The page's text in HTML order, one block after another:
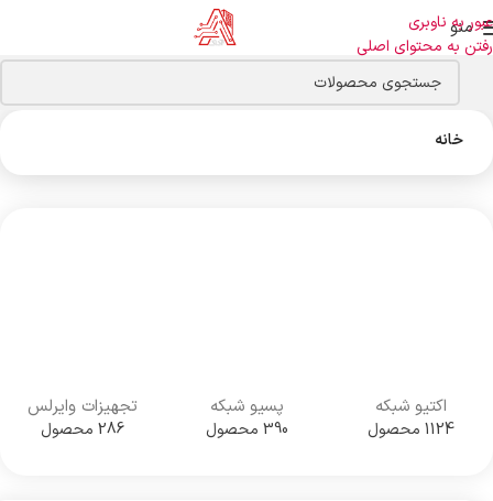
عبور به ناوبری
رفتن به محتوای اصلی
منو
خانه
اکتیو شبکه
1124 محصول
پسیو شبکه
390 محصول
تجهیزات وایرلس
286 محصول